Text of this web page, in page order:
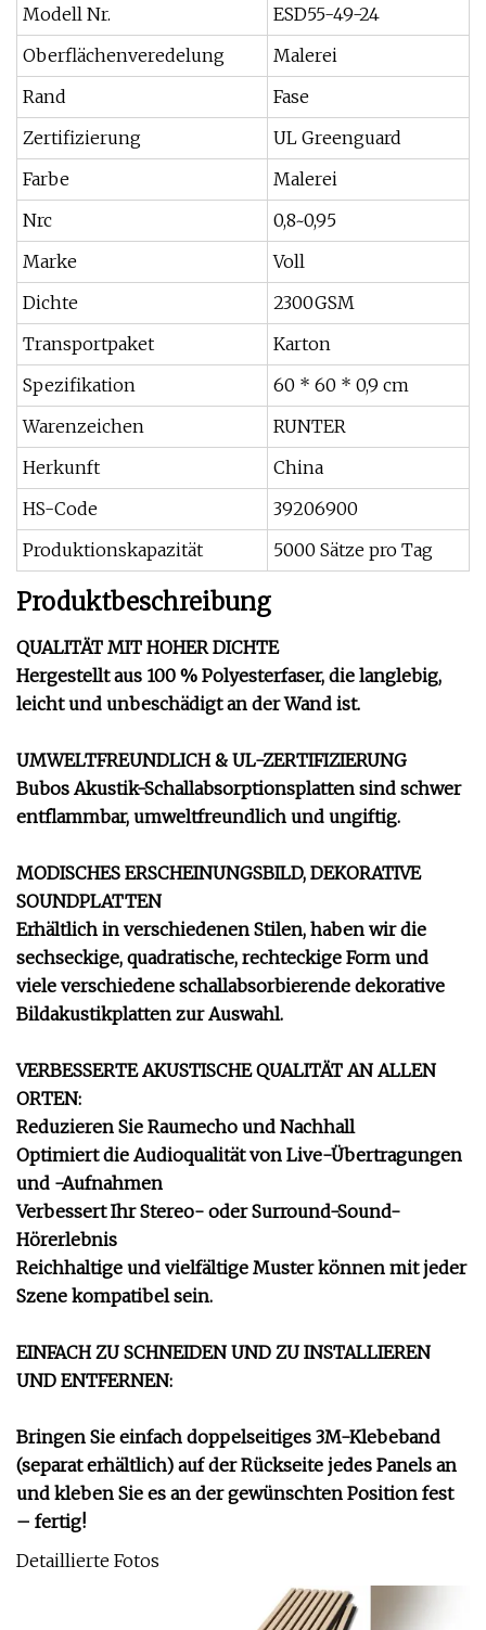
Modell Nr.
ESD55-49-24
Oberflächenveredelung
Malerei
Rand
Fase
Zertifizierung
UL Greenguard
Farbe
Malerei
Nrc
0,8~0,95
Marke
Voll
Dichte
2300GSM
Transportpaket
Karton
Spezifikation
60 * 60 * 0,9 cm
Warenzeichen
RUNTER
Herkunft
China
HS-Code
39206900
Produktionskapazität
5000 Sätze pro Tag
Produktbeschreibung
QUALITÄT MIT HOHER DICHTE
Hergestellt aus 100 % Polyesterfaser, die langlebig,
leicht und unbeschädigt an der Wand ist.
UMWELTFREUNDLICH & UL-ZERTIFIZIERUNG
Bubos Akustik-Schallabsorptionsplatten sind schwer
entflammbar, umweltfreundlich und ungiftig.
MODISCHES ERSCHEINUNGSBILD, DEKORATIVE
SOUNDPLATTEN
Erhältlich in verschiedenen Stilen, haben wir die
sechseckige, quadratische, rechteckige Form und
viele verschiedene schallabsorbierende dekorative
Bildakustikplatten zur Auswahl.
VERBESSERTE AKUSTISCHE QUALITÄT AN ALLEN
ORTEN:
Reduzieren Sie Raumecho und Nachhall
Optimiert die Audioqualität von Live-Übertragungen
und -Aufnahmen
Verbessert Ihr Stereo- oder Surround-Sound-
Hörerlebnis
Reichhaltige und vielfältige Muster können mit jeder
Szene kompatibel sein.
EINFACH ZU SCHNEIDEN UND ZU INSTALLIEREN
UND ENTFERNEN:
Bringen Sie einfach doppelseitiges 3M-Klebeband
(separat erhältlich) auf der Rückseite jedes Panels an
und kleben Sie es an der gewünschten Position fest
– fertig!
Detaillierte Fotos